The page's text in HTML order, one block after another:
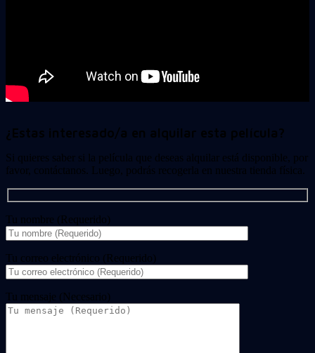
¿Estas interesado/a en alquilar esta película?
Si quieres saber si la película que deseas alquilar está disponible, por
favor, contáctanos. Luego, podrás recogerla en nuestra tienda física.
Tu nombre (Requerido)
Tu correo electrónico (Requerido)
Tu mensaje (Necesario)